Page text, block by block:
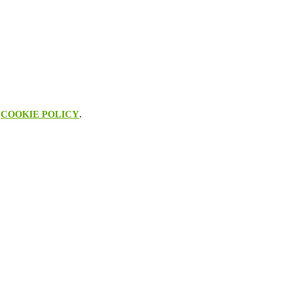
COOKIE POLICY.